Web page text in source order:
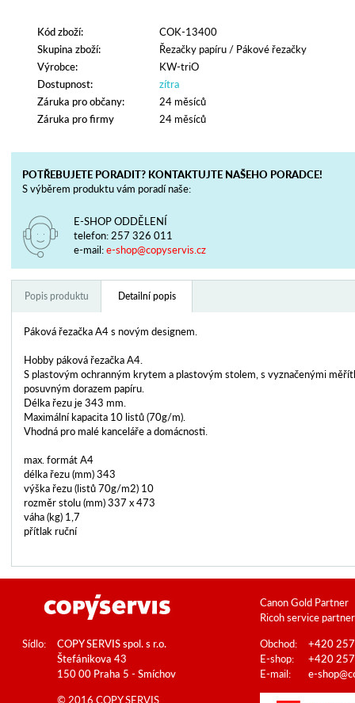
Kód zboží:
COK-13400
Skupina zboží:
Řezačky papíru / Pákové řezačky
Výrobce:
KW-triO
Dostupnost:
zítra
Záruka pro občany:
24 měsíců
Záruka pro firmy
24 měsíců
POTŘEBUJETE PORADIT? KONTAKTUJTE NAŠEHO PORADCE!
S výběrem produktu vám poradí naše:
E-SHOP ODDĚLENÍ
telefon: 257 326 011
e-mail:e-shop@copyservis.cz
Popis produktu Detailní popis
Páková řezačka A4 s novým designem.
Hobby páková řezačka A4.
S plastovým ochranným krytem a plastovým stolem, s vyznačenými
posuvným dorazem papíru.
Délka řezu je 343 mm.
Maximální kapacita 10 listů (70g/m).
Vhodná pro malé kanceláře a domácnosti.
max. formát A4
délka řezu (mm) 343
výška řezu (listů 70g/m2) 10
rozměr stolu (mm) 337 x 473
váha (kg) 1,7
přítlak ruční
Canon Gold Partner
Ricoh service partner
Sídlo:
COPY SERVIS spol. s r.o.
Štefánikova 43
150 00 Praha 5 - Smíchov
Obchod:
+420
E-shop:
+420
E-mail:
e-
© 2016 COPY SERVIS